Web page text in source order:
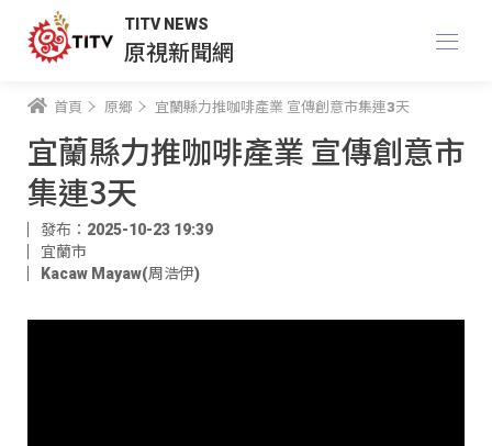
TITV NEWS
原視新聞網
首頁 原鄉 宜蘭縣力推咖啡產業 宣傳創意市集連3天
宜蘭縣力推咖啡產業 宣傳創意市
集連3天
發布：2025-10-23 19:39
宜蘭市
Kacaw Mayaw(周浩伊)